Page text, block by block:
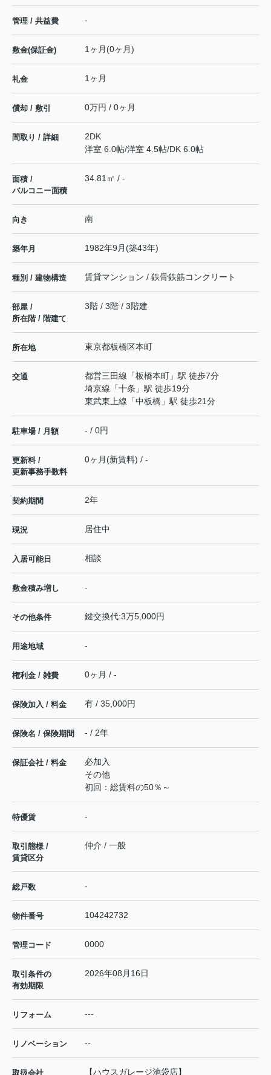
管理 / 共益費 -
敷金(保証金) 1ヶ月(0ヶ月)
礼金 1ヶ月
償却 / 敷引 0万円 / 0ヶ月
間取り / 詳細
2DK
洋室 6.0帖/洋室 4.5帖/DK 6.0帖
面積 /
バルコニー面積
34.81㎡ / -
向き 南
築年月 1982年9月(築43年)
種別 / 建物構造 賃貸マンション / 鉄骨鉄筋コンクリート
部屋 /
所在階 / 階建て
3階 / 3階 / 3階建
所在地 東京都板橋区本町
交通 都営三田線 「板橋本町 」駅 徒歩7分
埼京線 「十条 」駅 徒歩19分
東武東上線 「中板橋 」駅 徒歩21分
駐車場 / 月額 - / 0円
更新料 /
更新事務手数料
0ヶ月(新賃料) / -
契約期間 2年
現況 居住中
入居可能日 相談
敷金積み増し -
その他条件 鍵交換代:3万5,000円
用途地域 -
権利金 / 雑費 0ヶ月 / -
保険加入 / 料金 有 / 35,000円
保険名 / 保険期間 - / 2年
保証会社 / 料金
必加入
その他
初回：総賃料の50％～
特優賃 -
取引態様 /
賃貸区分
仲介 / 一般
総戸数 -
物件番号 104242732
管理コード 0000
取引条件の
有効期限
2026年08月16日
リフォーム ---
リノベーション --
取扱会社
【ハウスガレージ池袋店】